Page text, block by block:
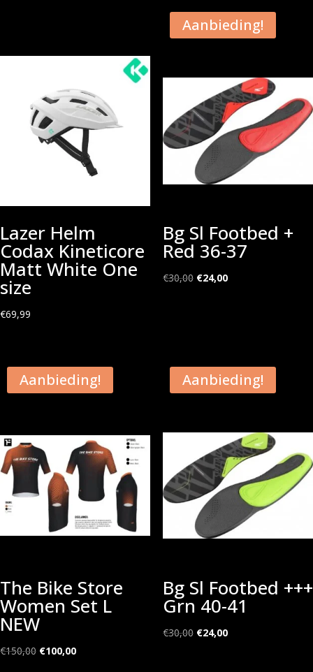
Lazer Helm
Codax Kineticore
Matt White One
size
€69,99
Aanbieding!
Bg Sl Footbed +
Red 36-37
€30,00 Oorspronkelijke
€24,00Huidige
Aanbieding!
The Bike Store
Women Set L
NEW
€150,00 Oorspronkelijke
€100,00Huidige
Aanbieding!
Bg Sl Footbed +++
Grn 40-41
€30,00 Oorspronkelijke
€24,00Huidige